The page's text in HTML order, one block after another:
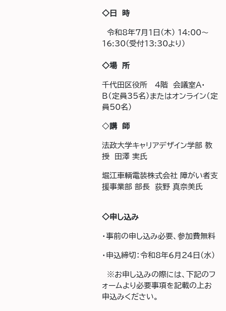
◇日 時
令和8年7月1日(木) 14:00～
16:30(受付13:30より）
◇場 所
千代田区役所 4階 会議室A・
B（定員35名）またはオンライン（定
員50名）
◇講 師
法政大学キャリアデザイン学部 教
授 田澤 実氏
堀江車輌電装株式会社 障がい者支
援事業部 部長 荻野 真奈美氏
◇申し込み
・事前の申し込み必要、参加費無料
・申込締切：令和8年6月24日(水)
※お申し込みの際には、下記のフ
ォームより必要事項を記載の上お
申込みください。